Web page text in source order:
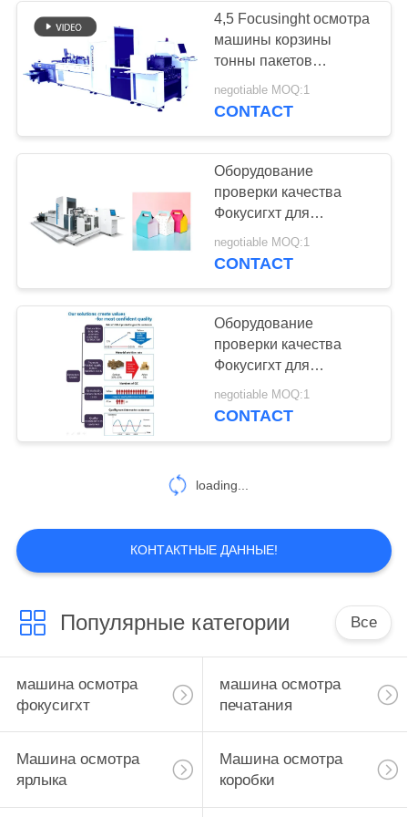
Оборудование
электронного
контроля
системы зрения
проверки качества
Упаковывая
21
системы контроля
компьютерного
зрения
21
4,5 Focusinght осмотра
машины корзины
тонны пакетов
несущей Multi для
упаковывая коробок
negotiable MOQ:1
CONTACT
Оборудование
проверки качества
Фокусигхт для
встроенного осмотра
печатания
negotiable MOQ:1
CONTACT
Оборудование
проверки качества
Фокусигхт для
рифленого осмотра
Глуэр коробки/папки
negotiable MOQ:1
CONTACT
loading...
КОНТАКТНЫЕ ДАННЫЕ!
Популярные категории Все
машина осмотра
фокусигхт
машина осмотра
печатания
Машина осмотра
ярлыка
Машина осмотра
коробки